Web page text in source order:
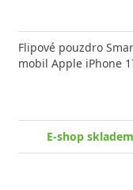
Flipové pouzdro
mobil Apple iPhone
E-shop
FIXED zajistí
moderního smartphonu,
skladem > 10 ks,